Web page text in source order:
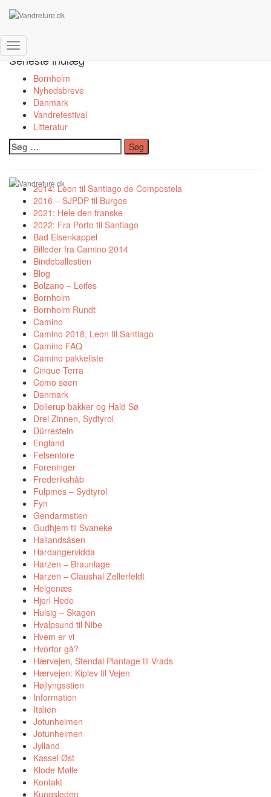
Skift
navigation
Syd
Seneste indlæg
Bornholm
Nyhedsbreve
Danmark
Vandrefestival
Litteratur
Søg
efter:
2014: Leon til Santiago de Compostela
2016 – SJPDP til Burgos
2021: Hele den franske
2022: Fra Porto til Santiago
Bad Eisenkappel
Billeder fra Camino 2014
Bindeballestien
Blog
Bolzano – Leifes
Bornholm
Bornholm Rundt
Camino
Camino 2018, Leon til Santiago
Camino FAQ
Camino pakkeliste
Cinque Terra
Como søen
Danmark
Dollerup bakker og Hald Sø
Drei Zinnen, Sydtyrol
Dürrestein
England
Felsentore
Foreninger
Frederikshåb
Fulpmes – Sydtyrol
Fyn
Gendarmstien
Gudhjem til Svaneke
Hallandsåsen
Hardangervidda
Harzen – Braunlage
Harzen – Claushal Zellerfeldt
Helgenæs
Hjerl Hede
Hulsig – Skagen
Hvalpsund til Nibe
Hvem er vi
Hvorfor gå?
Hærvejen, Stendal Plantage til Vrads
Hærvejen: Kiplev til Vejen
Højlyngsstien
Information
Italien
Jotunheimen
Jotunheimen
Jylland
Kassel Øst
Klode Mølle
Kontakt
Kungsleden